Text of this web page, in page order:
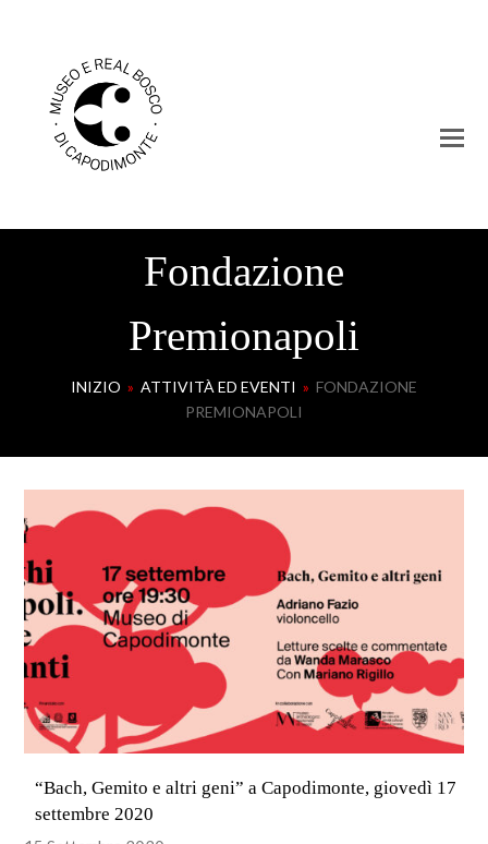
Fondazione
Premionapoli
INIZIO » ATTIVITÀ ED EVENTI » FONDAZIONE
PREMIONAPOLI
“Bach, Gemito e altri geni” a Capodimonte, giovedì 17
settembre 2020